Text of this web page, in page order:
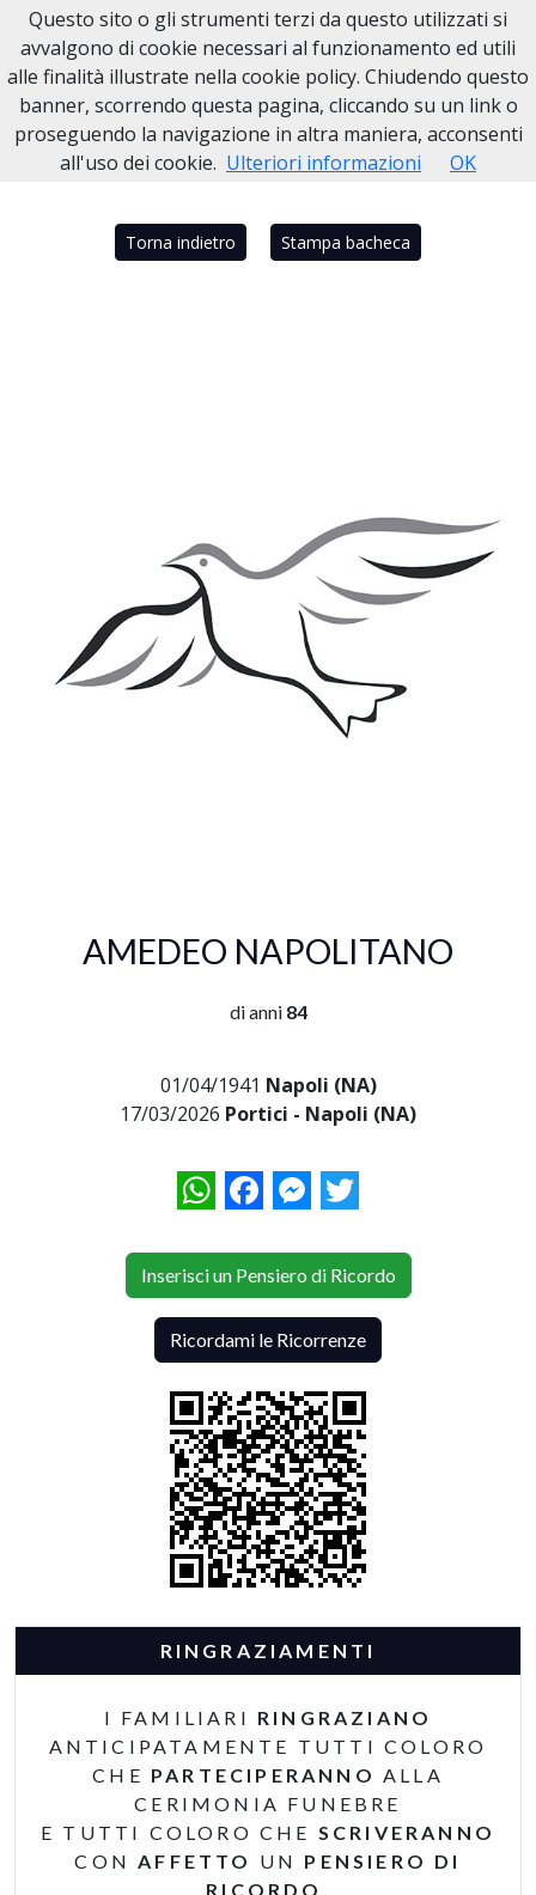
Necrologi Dell'Anno
Home Italia NA Portici - Napoli AMEDEO NAPOLITANO
Torna indietro Stampa bacheca
AMEDEO NAPOLITANO
di anni 84
01/04/1941 Napoli (NA)
17/03/2026 Portici - Napoli (NA)
WhatsAppFacebookMessenger
Twitter
Inserisci un Pensiero di Ricordo
Ricordami le Ricorrenze
RINGRAZIAMENTI
I FAMILIARI RINGRAZIANO
ANTICIPATAMENTE TUTTI COLORO
CHE PARTECIPERANNO ALLA
CERIMONIA FUNEBRE
E TUTTI COLORO CHE SCRIVERANNO
CONAFFETTO UN PENSIERO DI
RICORDO .
Questo sito o gli strumenti terzi da questo utilizzati si
avvalgono di cookie necessari al funzionamento ed utili
alle finalità illustrate nella cookie policy. Chiudendo questo
banner, scorrendo questa pagina, cliccando su un link o
proseguendo la navigazione in altra maniera, acconsenti
all'uso dei cookie. Ulteriori informazioni OK